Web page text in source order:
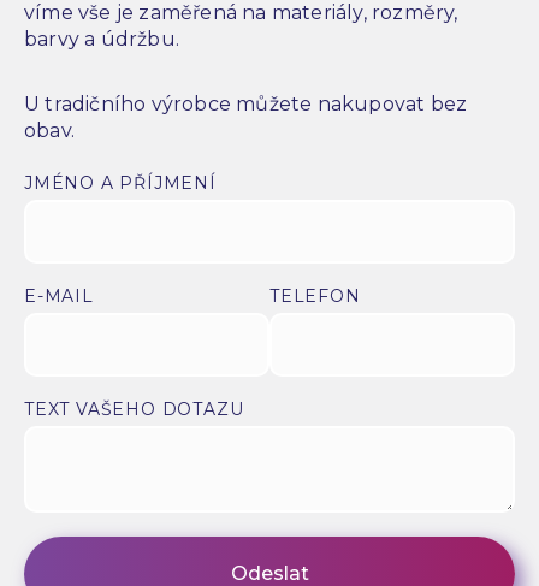
víme vše je zaměřená na materiály, rozměry,
barvy a údržbu.
U tradičního výrobce můžete nakupovat bez
obav.
JMÉNO A PŘÍJMENÍ
E-MAIL TELEFON
TEXT VAŠEHO DOTAZU